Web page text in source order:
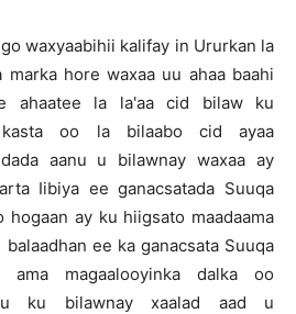
waxyaabihii kalifay in Ururkan la
marka hore waxaa uu ahaa baahi
ahaatee la la'aa cid bilaw ku
kasta oo la bilaabo cid ayaa
aanu u bilawnay waxaa ay
Iibiya ee ganacsatada Suuqa
hogaan ay ku hiigsato maadaama
ee ka ganacsata Suuqa
ama magaalooyinka dalka oo
ku bilawnay xaalad aad u